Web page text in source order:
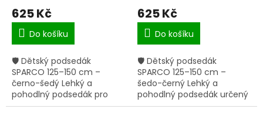
625 Kč
Do košíku
🛡 Dětský podsedák
SPARCO 125–150 cm –
černo-šedý Lehký a
pohodlný podsedák pro
starší děti s výškou 125–150
625 Kč
Do košíku
🛡 Dětský podsedák
SPARCO 125–150 cm –
šedo-černý Lehký a
pohodlný podsedák určený
pro děti s výškou 125–150